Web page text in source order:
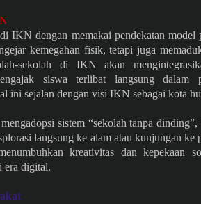
IKN dengan memakai pendekatan model
kemegahan fisik, tetapi juga
sekolah di IKN akan
siswa terlibat langsung dalam
ini sejalan dengan visi IKN sebagai kota
sistem “sekolah tanpa
langsung ke alam atau kunjungan ke
kreativitas dan kepekaan
era digital.